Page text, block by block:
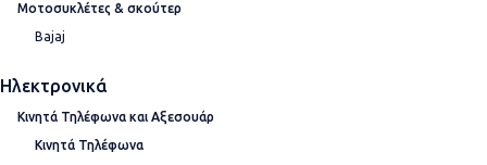
Μοτοσυκλέτες & σκούτερ
Bajaj
Ηλεκτρονικά
Κινητά Τηλέφωνα και Αξεσουάρ
Κινητά Τηλέφωνα